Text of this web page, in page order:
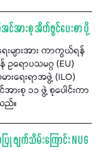
င်အားစု အိတ်ဖွင်ပေးစာ ပို့
းများအား ကာကွယ်ရန်
ရောပသမဂ္ဂ (EU)
းရေးရာအဖွဲ့ (ILO)
းစု ၁၁ ဖွဲ့ စုပေါင်းကာ
ည်။
ျက်သိမ်းကြောင်း NUG